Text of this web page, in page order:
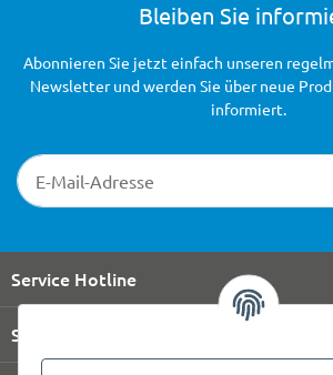
Bleiben Sie
Newsletter-Registrierung
Abonnieren Sie jetzt einfach unseren
Newsletter und werden Sie über neue
informiert.
Service Hotline
Shop Service